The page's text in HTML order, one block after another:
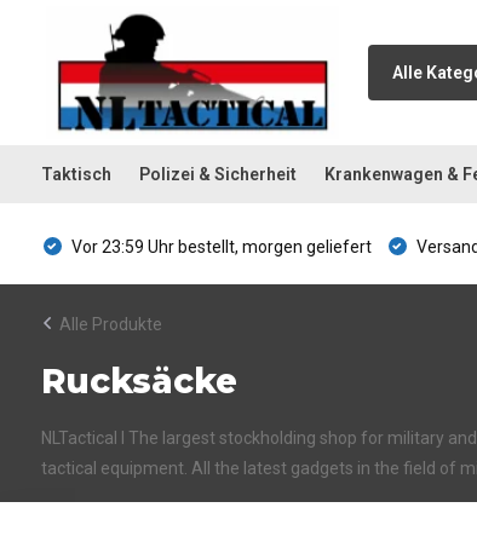
Alle
Taktisch Polizei & Sicherheit Krankenwagen &
Vor 23:59 Uhr bestellt, morgen geliefert
Alle Produkte
Rucksäcke
NLTactical I The largest stockholding shop for military
tactical equipment. All the latest gadgets in the field of